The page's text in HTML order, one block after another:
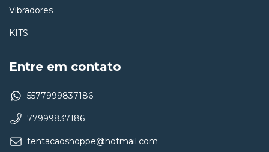
Vibradores
KITS
Entre em contato
5577999837186
77999837186
tentacaoshoppe@hotmail.com